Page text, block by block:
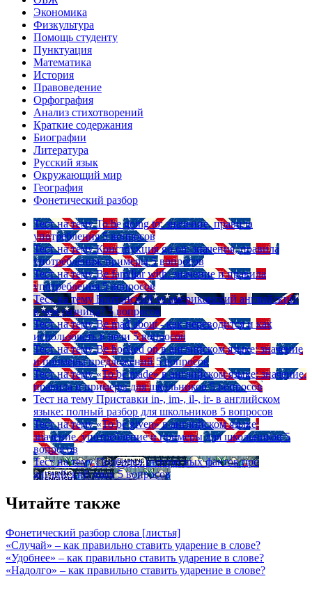
Экономика
Физкультура
Помощь студенту
Пунктуация
Математика
История
Правоведение
Орфография
Анализ стихотворений
Краткие содержания
Биографии
Литература
Русский язык
Окружающий мир
География
Фонетический разбор
Тест на тему To be going to: значение, правила
употребления 5 вопросов
Тест на тему Конструкция go on: значения, правила
употребления, примеры 5 вопросов
Тест на тему Be familiar with: значение и правила
употребления 5 вопросов
Тест на тему Британский vs американский английский:
в чем разница? 5 вопросов
Тест на тему Be mad about - как переводится и как
использовать в речи 5 вопросов
Тест на тему Be hooked on в английском языке: значение
и примеры предложений 5 вопросов
Тест на тему «To be made» в английском языке: значение,
правила и примеры для школьников 5 вопросов
Тест на тему Приставки in-, im-, il-, ir- в английском
языке: полный разбор для школьников 5 вопросов
Тест на тему «To be given» в английском языке:
значение, употребление и примеры для школьников 5
вопросов
Тест на тему Подборка интересных фактов про
английский язык 5 вопросов
Читайте также
Фонетический разбор слова [листья]
«Случай» – как правильно ставить ударение в слове?
«Удобнее» – как правильно ставить ударение в слове?
«Надолго» – как правильно ставить ударение в слове?